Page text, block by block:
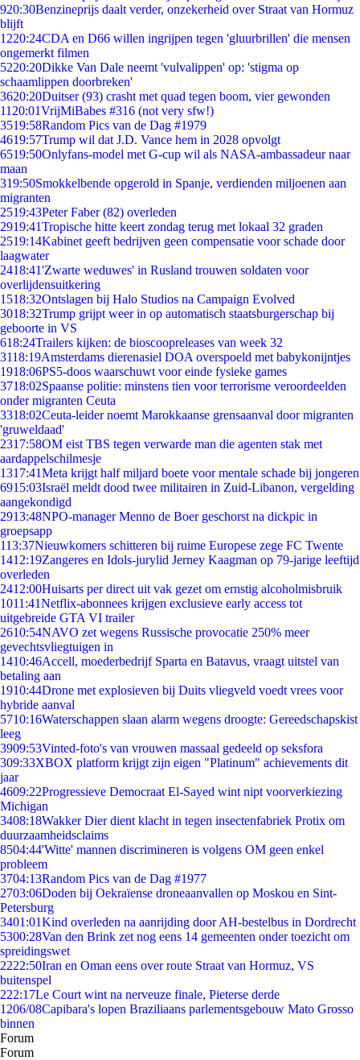
920:30Benzineprijs daalt verder, onzekerheid over Straat van Hormuz
blijft
1220:24CDA en D66 willen ingrijpen tegen 'gluurbrillen' die mensen
ongemerkt filmen
5220:20Dikke Van Dale neemt 'vulvalippen' op: 'stigma op
schaamlippen doorbreken'
3620:20Duitser (93) crasht met quad tegen boom, vier gewonden
11 20:01VrijMiBabes #316 (not very sfw!)
3519:58Random Pics van de Dag #1979
4619:57Trump wil dat J.D. Vance hem in 2028 opvolgt
6519:50Onlyfans-model met G-cup wil als NASA-ambassadeur naar
maan
319:50Smokkelbende opgerold in Spanje, verdienden miljoenen aan
migranten
2519:43Peter Faber (82) overleden
2919:41Tropische hitte keert zondag terug met lokaal 32 graden
2519:14Kabinet geeft bedrijven geen compensatie voor schade door
laagwater
2418:41'Zwarte weduwes' in Rusland trouwen soldaten voor
overlijdensuitkering
1518:32Ontslagen bij Halo Studios na Campaign Evolved
3018:32Trump grijpt weer in op automatisch staatsburgerschap bij
geboorte in VS
618:24Trailers kijken: de bioscoopreleases van week 32
3118:19Amsterdams dierenasiel DOA overspoeld met babykonijntjes
1918:06PS5-doos waarschuwt voor einde fysieke games
3718:02Spaanse politie: minstens tien voor terrorisme veroordeelden
onder migranten Ceuta
3318:02Ceuta-leider noemt Marokkaanse grensaanval door migranten
'gruweldaad'
2317:58OM eist TBS tegen verwarde man die agenten stak met
aardappelschilmesje
1317:41Meta krijgt half miljard boete voor mentale schade bij jongeren
6915:03Israël meldt dood twee militairen in Zuid-Libanon, vergelding
aangekondigd
2913:48NPO-manager Menno de Boer geschorst na dickpic in
groepsapp
113:37Nieuwkomers schitteren bij ruime Europese zege FC Twente
1412:19Zangeres en Idols-jurylid Jerney Kaagman op 79-jarige leeftijd
overleden
2412:00Huisarts per direct uit vak gezet om ernstig alcoholmisbruik
1011:41Netflix-abonnees krijgen exclusieve early access tot
uitgebreide GTA VI trailer
2610:54NAVO zet wegens Russische provocatie 250% meer
gevechtsvliegtuigen in
1410:46Accell, moederbedrijf Sparta en Batavus, vraagt uitstel van
betaling aan
1910:44Drone met explosieven bij Duits vliegveld voedt vrees voor
hybride aanval
5710:16Waterschappen slaan alarm wegens droogte: Gereedschapskist
leeg
3909:53Vinted-foto's van vrouwen massaal gedeeld op seksfora
309:33XBOX platform krijgt zijn eigen "Platinum" achievements dit
jaar
4609:22Progressieve Democraat El-Sayed wint nipt voorverkiezing
Michigan
3408:18Wakker Dier dient klacht in tegen insectenfabriek Protix om
duurzaamheidsclaims
8504:44'Witte' mannen discrimineren is volgens OM geen enkel
probleem
3704:13Random Pics van de Dag #1977
2703:06Doden bij Oekraïense droneaanvallen op Moskou en Sint-
Petersburg
3401:01Kind overleden na aanrijding door AH-bestelbus in Dordrecht
5300:28Van den Brink zet nog eens 14 gemeenten onder toezicht om
spreidingswet
2222:50Iran en Oman eens over route Straat van Hormuz, VS
buitenspel
222:17Le Court wint na nerveuze finale, Pieterse derde
1206/08Capibara's lopen Braziliaans parlementsgebouw Mato Grosso
binnen
Forum
Forum